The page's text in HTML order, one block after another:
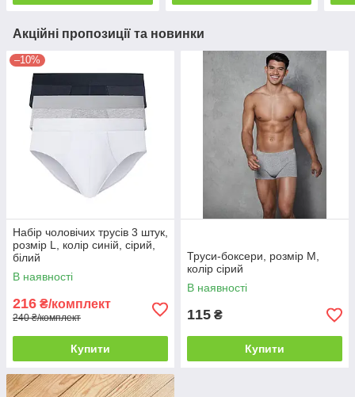
Акційні пропозиції та новинки
–10%
Набір чоловічих трусів 3 штук,
розмір L, колір синій, сірий,
білий
В наявності
216 ₴/комплект
240 ₴/комплект
Купити
Труси-боксери, розмір M,
колір сірий
В наявності
115 ₴
Купити